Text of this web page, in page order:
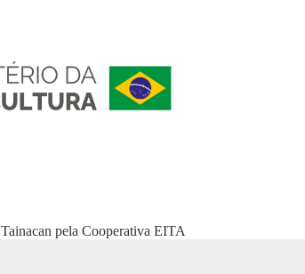
Tainacan pela Cooperativa EITA